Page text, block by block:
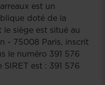
est un
doté de la
siège est situé au
- 75008 Paris, inscrit
le numéro 391 576
est : 391 576